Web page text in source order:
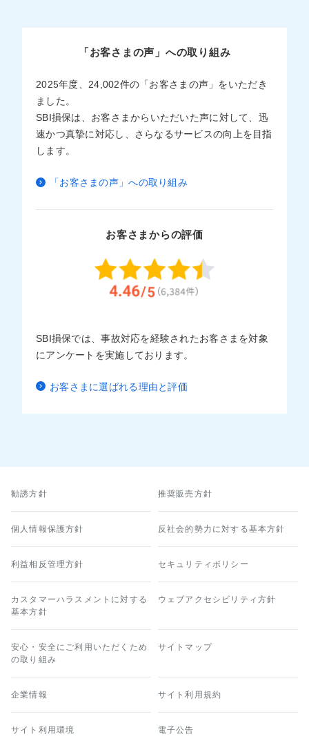
「お客さまの声」への取り組み
2025年度、24,002件の「お客さまの声」をいただき
ました。
SBI損保は、お客さまからいただいた声に対して、迅
速かつ真摯に対応し、さらなるサービスの向上を目指
します。
「お客さまの声」への取り組み
お客さまからの評価
SBI損保では、事故対応を経験されたお客さまを対象
にアンケートを実施しております。
お客さまに選ばれる理由と評価
勧誘方針 推奨販売方針
個人情報保護方針 反社会的勢力に対する基本方針
利益相反管理方針 セキュリティポリシー
カスタマーハラスメントに対する
基本方針
ウェブアクセシビリティ方針
安心・安全にご利用いただくため
の取り組み
サイトマップ
企業情報 サイト利用規約
サイト利用環境 電子公告